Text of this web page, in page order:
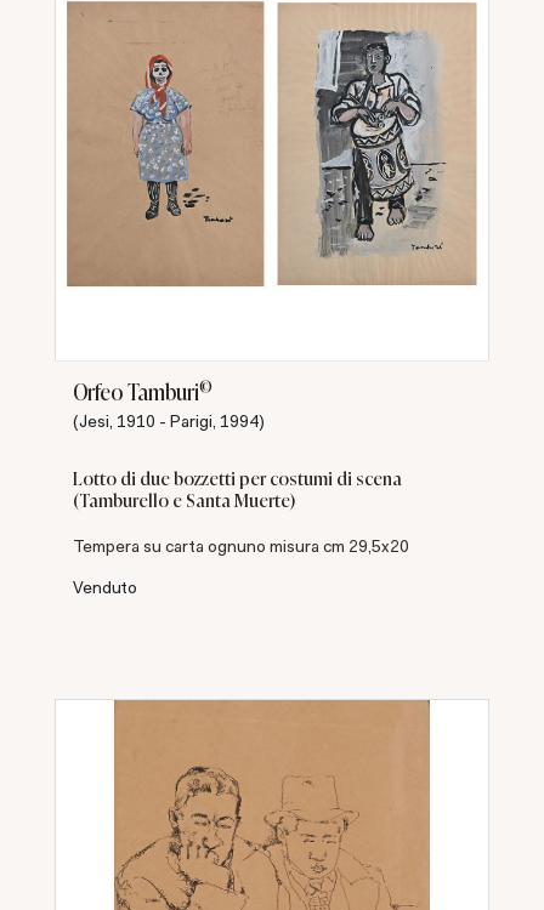
Orfeo Tamburi©
(Jesi, 1910 - Parigi, 1994)
Lotto di due bozzetti per costumi di scena
(Tamburello e Santa Muerte)
Tempera su carta ognuno misura cm 29,5x20
Venduto